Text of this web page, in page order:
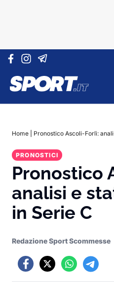
Vai al contenuto
Home Pronostico Ascoli-Forlì:
PRONOSTICI
Pronostico
analisi e
in Serie C
Redazione Sport Scommesse